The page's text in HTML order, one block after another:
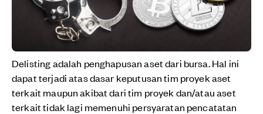
Delisting adalah penghapusan aset dari bursa. Hal ini
dapat terjadi atas dasar keputusan tim proyek aset
terkait maupun akibat dari tim proyek dan/atau aset
terkait tidak lagi memenuhi persyaratan pencatatan